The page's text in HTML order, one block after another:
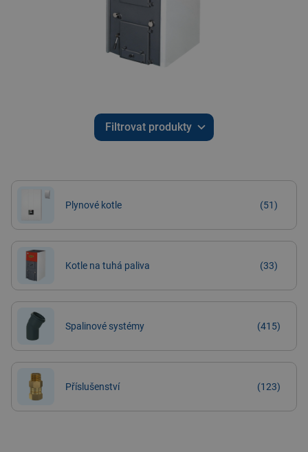
Filtrovat produkty
Plynové kotle (51)
Kotle na tuhá paliva (33)
Spalinové systémy (415)
Příslušenství (123)